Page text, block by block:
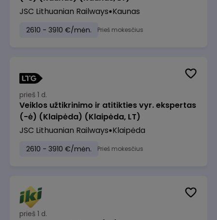
JSC Lithuanian Railways Kaunas
2610 - 3910 €/mėn. Prieš mokesčius
prieš 1 d.
Veiklos užtikrinimo ir atitikties vyr. ekspertas
(-ė) (Klaipėda) (Klaipėda, LT)
JSC Lithuanian Railways Klaipėda
2610 - 3910 €/mėn. Prieš mokesčius
prieš 1 d.